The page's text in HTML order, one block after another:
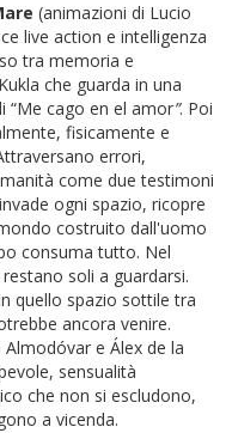
(animazioni di Lucio
live action e intelligenza
tra memoria e
che guarda in una
“Me cago en el amor”. Poi
fisicamente e
errori,
come due testimoni
ogni spazio, ricopre
costruito dall'uomo
consuma tutto. Nel
soli a guardarsi.
quello spazio sottile tra
ancora venire.
e Álex de la
sensualità
che non si escludono,
a vicenda.